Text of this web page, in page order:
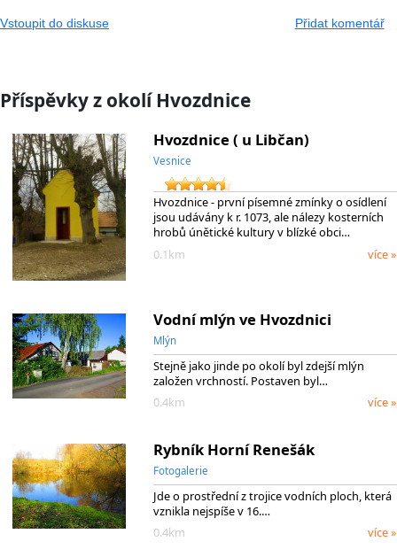
Vstoupit do diskuse Přidat komentář
Příspěvky z okolí Hvozdnice
Hvozdnice ( u Libčan)
Vesnice
Hvozdnice - první písemné zmínky o osídlení
jsou udávány k r. 1073, ale nálezy kosterních
hrobů únětické kultury v blízké obci…
0.1km
více »
Vodní mlýn ve Hvozdnici
Mlýn
Stejně jako jinde po okolí byl zdejší mlýn
založen vrchností. Postaven byl…
0.4km
více »
Rybník Horní Renešák
Fotogalerie
Jde o prostřední z trojice vodních ploch, která
vznikla nejspíše v 16.…
0.4km
více »